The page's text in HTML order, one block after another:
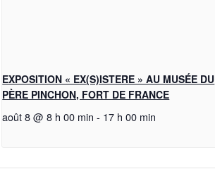
EXPOSITION « EX(S)ISTERE » AU MUSÉE DU
PÈRE PINCHON, FORT DE FRANCE
août 8 @ 8 h 00 min - 17 h 00 min